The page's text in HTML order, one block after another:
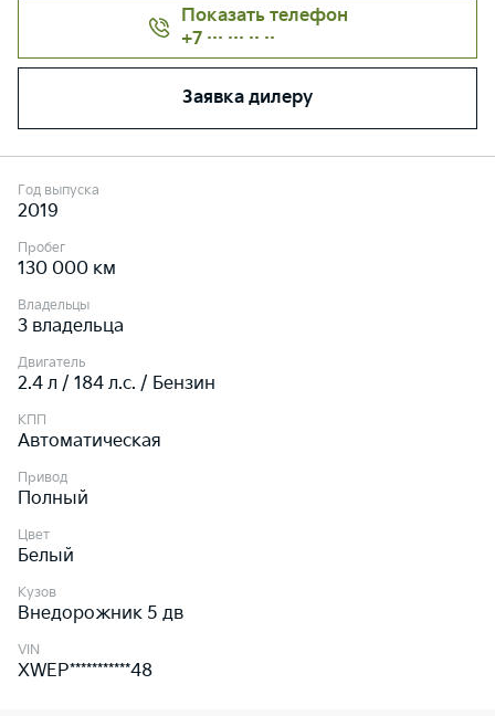
Показать телефон
+7 ··· ··· ·· ··
Заявка дилеру
Год выпуска
2019
Пробег
130 000 км
Владельцы
3 владельца
Двигатель
2.4 л / 184 л.c. / Бензин
КПП
Автоматическая
Привод
Полный
Цвет
Белый
Кузов
Внедорожник 5 дв
VIN
XWEP***********48